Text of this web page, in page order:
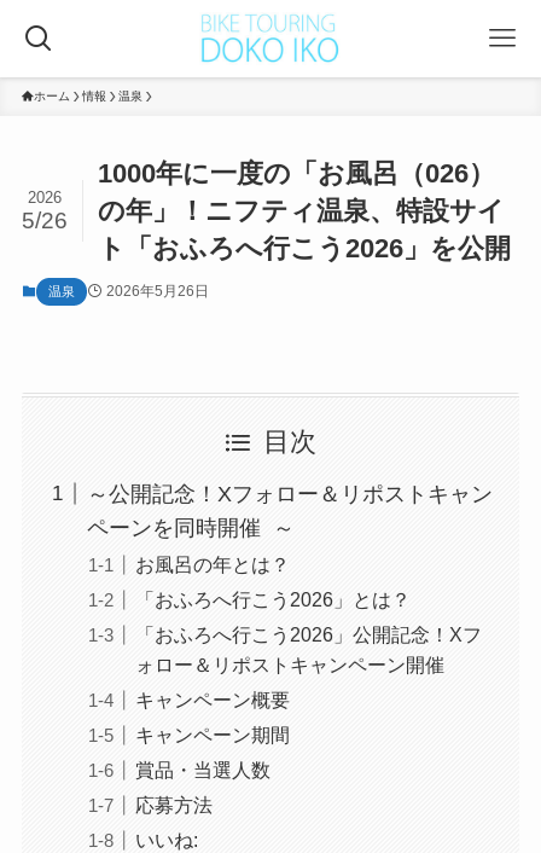
ホーム 情報 温泉
1000年に一度の「お風呂（026）
の年」！ニフティ温泉、特設サイ
ト「おふろへ行こう2026」を公開
2026
5/26
温泉 2026年5月26日
目次
～公開記念！Xフォロー＆リポストキャン
ペーンを同時開催 ～
お風呂の年とは？
「おふろへ行こう2026」とは？
「おふろへ行こう2026」公開記念！Xフ
ォロー＆リポストキャンペーン開催
キャンペーン概要
キャンペーン期間
賞品・当選人数
応募方法
いいね: